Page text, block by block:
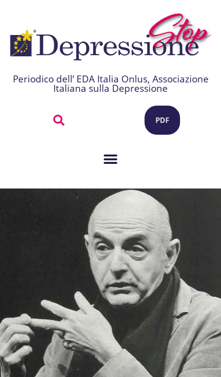
Periodico dell’ EDA Italia Onlus, Associazione
Italiana sulla Depressione
PDF